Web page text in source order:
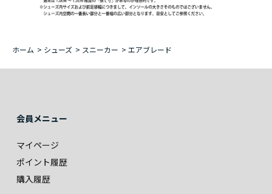
ホーム > シューズ > スニーカー > エアブレード
会員メニュー
マイページ
ポイント履歴
購入履歴